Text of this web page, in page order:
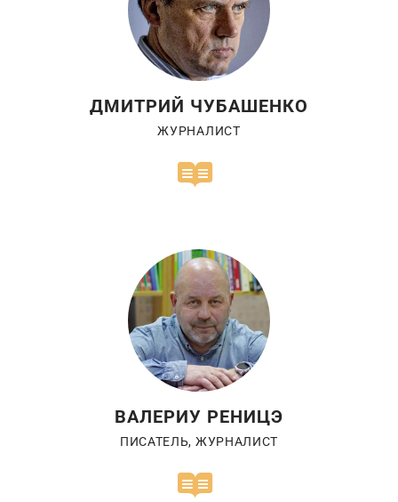
ДМИТРИЙ ЧУБАШЕНКО
ЖУРНАЛИСТ
ВАЛЕРИУ РЕНИЦЭ
ПИСАТЕЛЬ, ЖУРНАЛИСТ